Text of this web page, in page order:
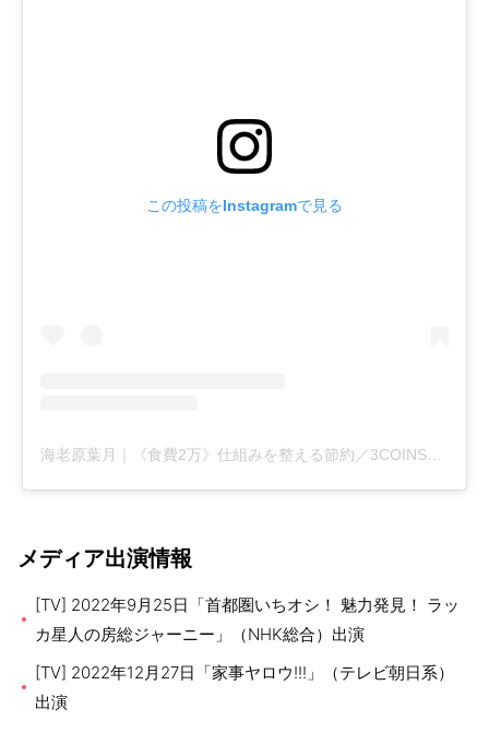
この投稿をInstagramで見る
メディア出演情報
[TV] 2022年9月25日「首都圏いちオシ！ 魅力発見！ ラッ
カ星人の房総ジャーニー」（NHK総合）出演
[TV] 2022年12月27日「家事ヤロウ!!!」（テレビ朝日系）
出演